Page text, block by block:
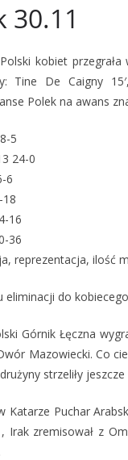
30.11
kobiet
Tine De Caigny
Polek na awans
5
24-0
6
18
16
36
reprezentacja, ilość
eliminacji do
Górnik Łęczna
Mazowiecki. Co
strzeliły
Katarze Puchar
Irak zremisował z